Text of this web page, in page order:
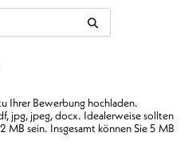
Ihrer Bewerbung hochladen.
jpg, jpeg, docx. Idealerweise sollten
MB sein. Insgesamt können Sie 5 MB